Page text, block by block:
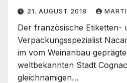
21. AUGUST 2018
Der französische Etiketten-
Verpackungsspezialist
im vom Weinanbau
weltbekannten Stadt
gleichnamigen…